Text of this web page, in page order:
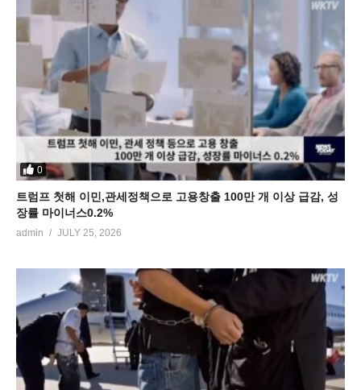
0
트럼프 첫해 이민,관세정책으로 고용창출 100만 개 이상 급감, 성
장률 마이너스0.2%
admin JULY 25, 2026